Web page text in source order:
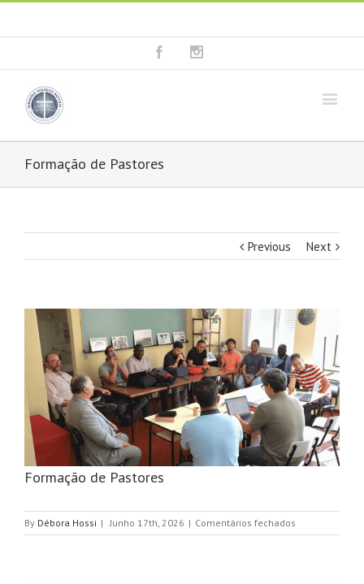
Facebook
Formação de Pastores
Previous Next
View
Larger
Image
Formação de Pastores
By Débora Hossi | Junho 17th, 2026 | Comentários fechados
Formação